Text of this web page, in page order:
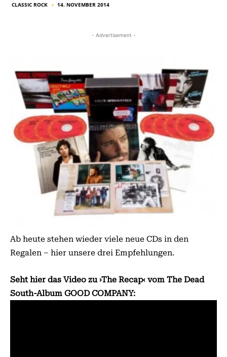
CLASSIC ROCK ■ 14. NOVEMBER 2014
- Advertisement -
Ab heute stehen wieder viele neue CDs in den
Regalen – hier unsere drei Empfehlungen.
Seht hier das Video zu ›The Recap‹ vom The Dead
South-Album GOOD COMPANY: